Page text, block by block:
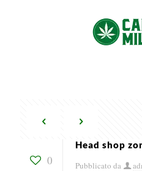
0
Head shop
Pubblicato da